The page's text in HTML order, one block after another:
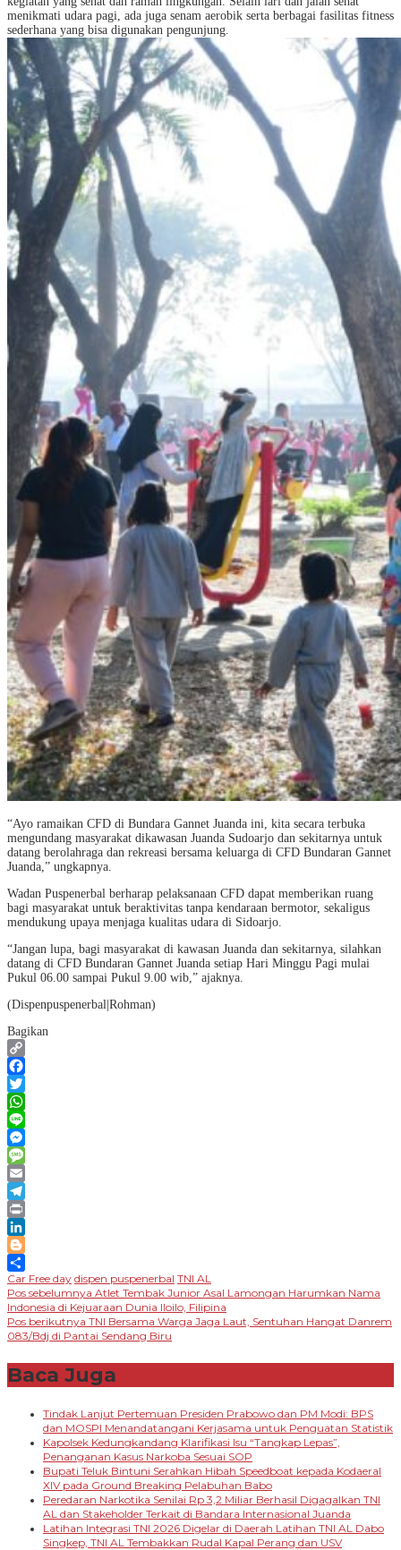
menikmati udara pagi, ada juga senam aerobik serta berbagai fasilitas fitness
sederhana yang bisa digunakan pengunjung.
“Ayo ramaikan CFD di Bundara Gannet Juanda ini, kita secara terbuka
mengundang masyarakat dikawasan Juanda Sudoarjo dan sekitarnya untuk
datang berolahraga dan rekreasi bersama keluarga di CFD Bundaran Gannet
Juanda,” ungkapnya.
Wadan Puspenerbal berharap pelaksanaan CFD dapat memberikan ruang
bagi masyarakat untuk beraktivitas tanpa kendaraan bermotor, sekaligus
mendukung upaya menjaga kualitas udara di Sidoarjo.
“Jangan lupa, bagi masyarakat di kawasan Juanda dan sekitarnya, silahkan
datang di CFD Bundaran Gannet Juanda setiap Hari Minggu Pagi mulai
Pukul 06.00 sampai Pukul 9.00 wib,” ajaknya.
(Dispenpuspenerbal|Rohman)
Bagikan
Copy
Link
Facebook
Twitter
WhatsApp
Line
Messenger
Message
Email
Telegram
Print
LinkedIn
Blogger
Share
Car Free day dispen puspenerbal TNI AL
Navigasi
pos
Pos sebelumnya Atlet Tembak Junior Asal Lamongan Harumkan Nama
Indonesia di Kejuaraan Dunia Iloilo, Filipina
Pos berikutnya TNI Bersama Warga Jaga Laut, Sentuhan Hangat Danrem
083/Bdj di Pantai Sendang Biru
Baca Juga
Tindak Lanjut Pertemuan Presiden Prabowo dan PM Modi: BPS
dan MOSPI Menandatangani Kerjasama untuk Penguatan Statistik
Kapolsek Kedungkandang Klarifikasi Isu “Tangkap Lepas”,
Penanganan Kasus Narkoba Sesuai SOP
Bupati Teluk Bintuni Serahkan Hibah Speedboat kepada Kodaeral
XIV pada Ground Breaking Pelabuhan Babo
Peredaran Narkotika Senilai Rp 3,2 Miliar Berhasil Digagalkan TNI
AL dan Stakeholder Terkait di Bandara Internasional Juanda
Latihan Integrasi TNI 2026 Digelar di Daerah Latihan TNI AL Dabo
Singkep, TNI AL Tembakkan Rudal Kapal Perang dan USV